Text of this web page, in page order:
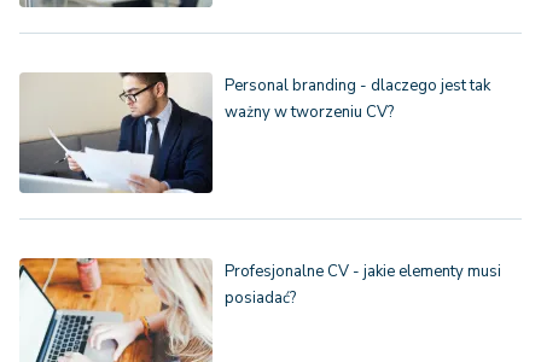
Personal branding - dlaczego jest tak
ważny w tworzeniu CV?
Profesjonalne CV - jakie elementy musi
posiadać?